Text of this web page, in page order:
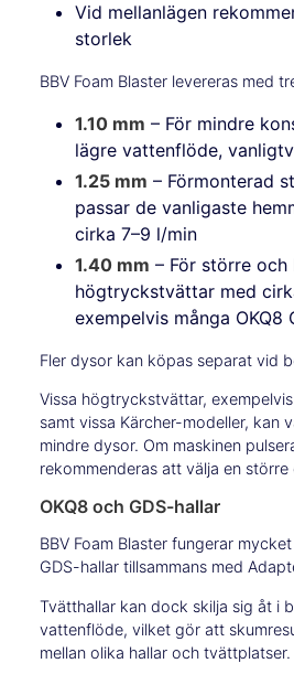
Vid mellanlägen
storlek
BBV Foam Blaster levereras med
1.10 mm – För mindre
lägre vattenflöde,
1.25 mm – Förmonterad
passar de vanligaste
cirka 7–9 l/min
1.40 mm – För större
högtryckstvättar med
exempelvis många OKQ8
Fler dysor kan köpas separat vid
Vissa högtryckstvättar, exempelvis
samt vissa Kärcher-modeller, kan
mindre dysor. Om maskinen
rekommenderas att välja en större
OKQ8 och GDS-hallar
BBV Foam Blaster fungerar
GDS-hallar tillsammans med
Tvätthallar kan dock skilja sig åt i
vattenflöde, vilket gör att
mellan olika hallar och tvättplatser.